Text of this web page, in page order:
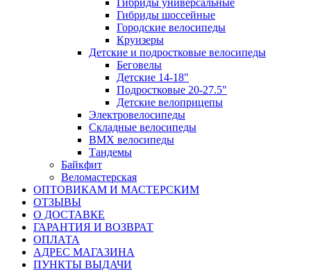
Гибриды шоссейные
Городские велосипеды
Круизеры
Детские и подростковые велосипеды
Беговелы
Детские 14-18"
Подростковые 20-27.5"
Детские велоприцепы
Электровелосипеды
Складные велосипеды
BMX велосипеды
Тандемы
Байкфит
Веломастерская
ОПТОВИКАМ И МАСТЕРСКИМ
ОТЗЫВЫ
О ДОСТАВКЕ
ГАРАНТИЯ И ВОЗВРАТ
ОПЛАТА
АДРЕС МАГАЗИНА
ПУНКТЫ ВЫДАЧИ